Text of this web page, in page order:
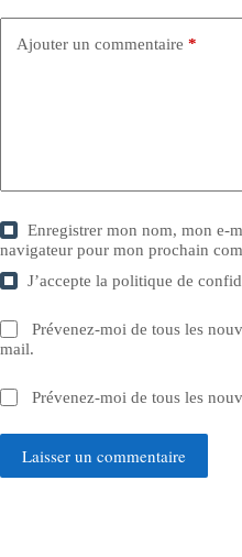
Ajouter un commentaire *
Enregistrer mon nom, mon e-
navigateur pour mon prochain
J’accepte lapolitique de
Prévenez-moi de tous les
mail.
Prévenez-moi de tous les
Laisser un commentaire